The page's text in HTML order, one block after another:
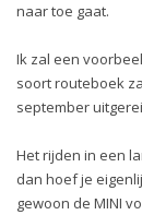
naar toe gaat.
Ik zal een
soort routeboek
september
Het rijden in een
dan hoef je
gewoon de MINI